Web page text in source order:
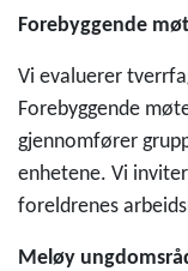
Forebyggende
Vi evaluerer
Forebyggende
gjennomfører
enhetene. Vi
foreldrenes
Meløy